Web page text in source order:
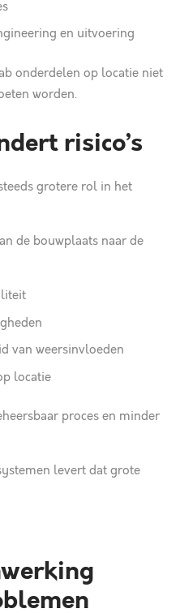
en uitvoering
onderdelen op locatie niet
worden.
risico’s
grotere rol in het
de bouwplaats naar de
van weersinvloeden
locatie
proces en minder
levert dat grote